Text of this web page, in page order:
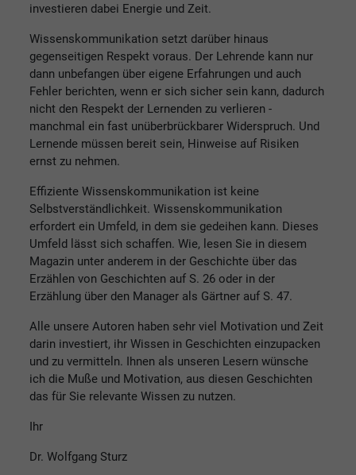
investieren dabei Energie und Zeit.
Wissenskommunikation setzt darüber hinaus
gegenseitigen Respekt voraus. Der Lehrende kann nur
dann unbefangen über eigene Erfahrungen und auch
Fehler berichten, wenn er sich sicher sein kann, dadurch
nicht den Respekt der Lernenden zu verlieren -
manchmal ein fast unüberbrückbarer Widerspruch. Und
Lernende müssen bereit sein, Hinweise auf Risiken
ernst zu nehmen.
Effiziente Wissenskommunikation ist keine
Selbstverständlichkeit. Wissenskommunikation
erfordert ein Umfeld, in dem sie gedeihen kann. Dieses
Umfeld lässt sich schaffen. Wie, lesen Sie in diesem
Magazin unter anderem in der Geschichte über das
Erzählen von Geschichten auf S. 26 oder in der
Erzählung über den Manager als Gärtner auf S. 47.
Alle unsere Autoren haben sehr viel Motivation und Zeit
darin investiert, ihr Wissen in Geschichten einzupacken
und zu vermitteln. Ihnen als unseren Lesern wünsche
ich die Muße und Motivation, aus diesen Geschichten
das für Sie relevante Wissen zu nutzen.
Ihr
Dr. Wolfgang Sturz